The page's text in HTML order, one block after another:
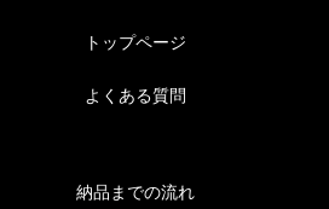
トップページ
よくある質問
納品までの流れ